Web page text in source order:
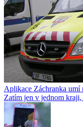
Aplikace Záchranka
Zatím jen v jednom